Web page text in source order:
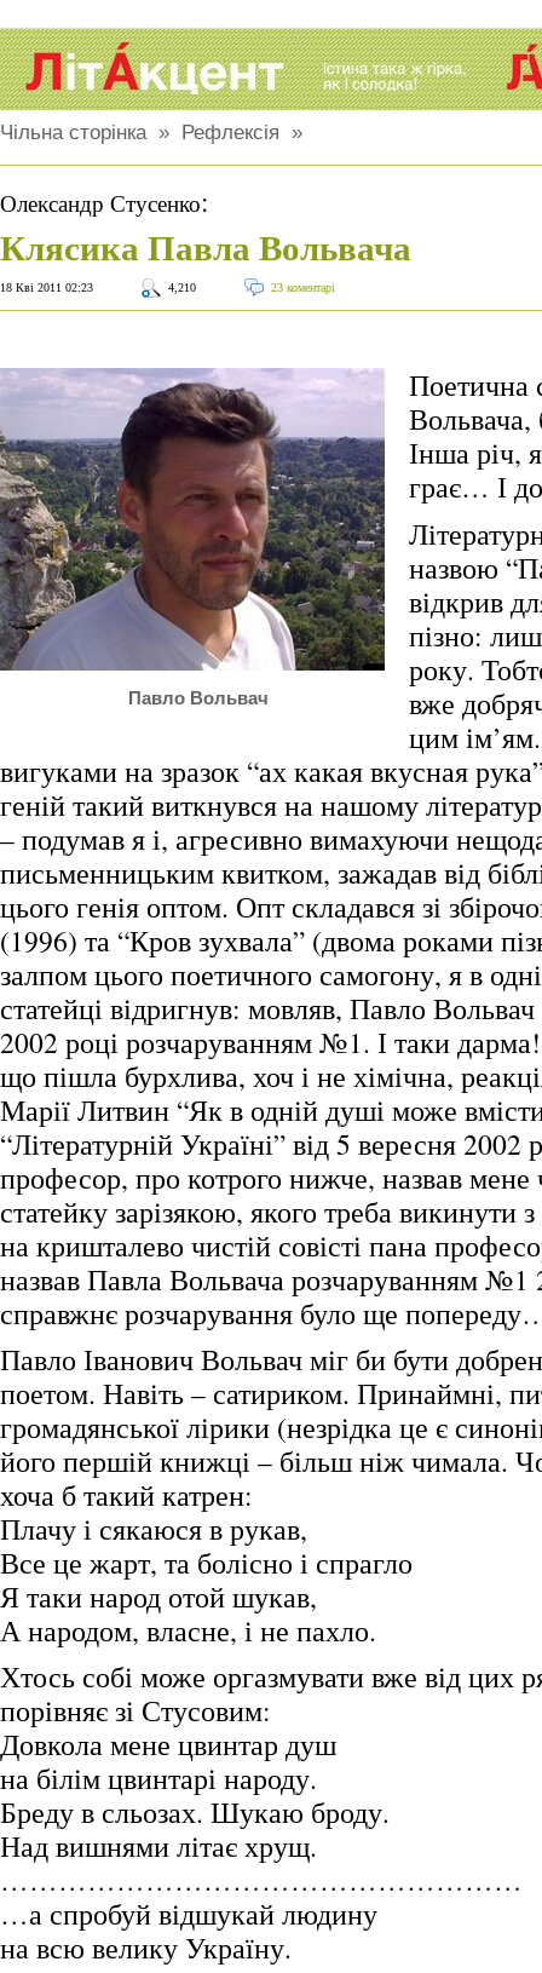
Чільна сторінка» Рефлексія »
Олександр Стусенко:
Клясика Павла Вольвача
18 Кві 2011 02:23 4,210 23 коментарі
Павло Вольвач
Поетична
Вольвача,
Інша річ,
грає… І
назвою
відкрив
пізно:
року.
вже
цим
вигуками на зразок “ах какая вкусная
геній такий виткнувся на нашому
– подумав я і, агресивно вимахуючи
письменницьким квитком, зажадав від
цього генія оптом. Опт складався зі
(1996) та “Кров зухвала” (двома роками
залпом цього поетичного самогону, я в
статейці відригнув: мовляв, Павло
2002 році розчаруванням №1. І таки
що пішла бурхлива, хоч і не хімічна,
Марії Литвин “Як в одній душі може
“Літературній Україні” від 5 вересня
професор, про котрого нижче, назвав
статейку зарізякою, якого треба викинути
на кришталево чистій совісті пана
назвав Павла Вольвача розчаруванням
справжнє розчарування було ще
Павло Іванович Вольвач міг би бути
поетом. Навіть – сатириком. Принаймні,
громадянської лірики (незрідка це є
його першій книжці – більш ніж чимала.
хоча б такий катрен:
Плачу і сякаюся в рукав,
Все це жарт, та болісно і спрагло
Я таки народ отой шукав,
А народом, власне, і не пахло.
Хтось собі може оргазмувати вже від цих
порівняє зі Стусовим:
Довкола мене цвинтар душ
на білім цвинтарі народу.
Бреду в сльозах. Шукаю броду.
Над вишнями літає хрущ.
………………………………………………
…а спробуй відшукай людину
на всю велику Україну.